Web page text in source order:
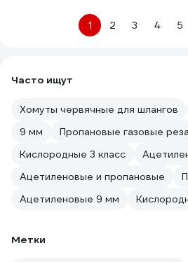
1 2 3 4 5
Часто ищут
Хомуты червячные для шлангов
9 мм
Пропановые газовые
Кислородные 3 класс
Ацетиленовые и пропановые
Ацетиленовые 9 мм
Метки